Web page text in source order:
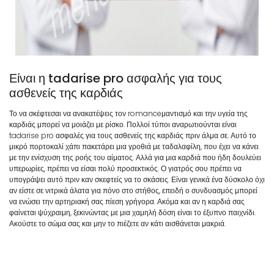
Είναι η tadarise pro ασφαλής για τους
ασθενείς της καρδιάς
Το να σκέφτεσαι να ανακατέψεις τον romanceμαντισμό και την υγεία της
καρδιάς μπορεί να μοιάζει με ρίσκο. Πολλοί τύποι αναρωτιούνται είναι
tadarise pro ασφαλές για τους ασθενείς της καρδιάς πριν άλμα σε. Αυτό το
μικρό πορτοκαλί χάπι πακετάρει μια γροθιά με ταδαλαφίλη, που έχει να κάνει
με την ενίσχυση της ροής του αίματος. Αλλά για μια καρδιά που ήδη δουλεύει
υπερωρίες, πρέπει να είσαι πολύ προσεκτικός. Ο γιατρός σου πρέπει να
υπογράψει αυτό πριν καν σκεφτείς να το σκάσεις. Είναι γενικά ένα δύσκολο όχι
αν είστε σε νιτρικά άλατα για πόνο στο στήθος, επειδή ο συνδυασμός μπορεί
να ενώσει την αρτηριακή σας πίεση γρήγορα. Ακόμα και αν η καρδιά σας
φαίνεται ψύχραιμη, ξεκινώντας με μια χαμηλή δόση είναι το έξυπνο παιχνίδι.
Ακούστε το σώμα σας και μην το πιέζετε αν κάτι αισθάνεται μακριά.